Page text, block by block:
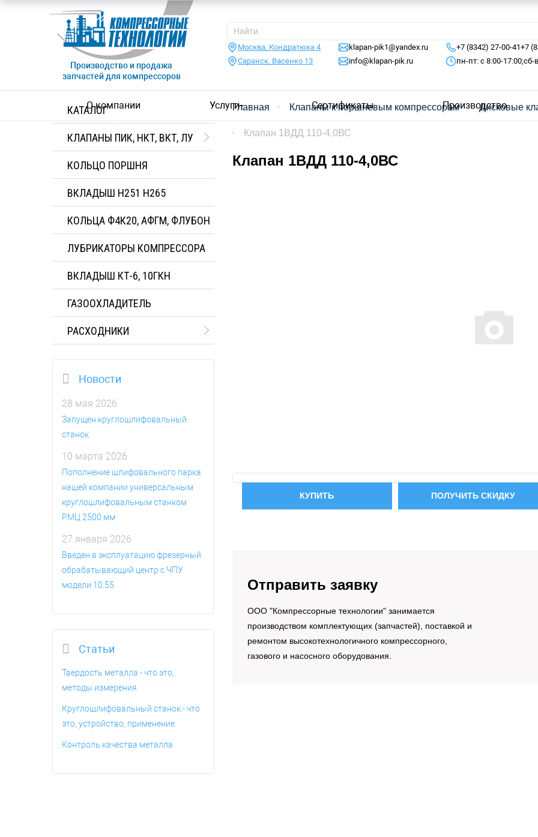
Производство и продажа
запчастей для компрессоров
Москва, Кондратюка 4
Саранск, Васенко 13
klapan-pik1@yandex.ru
info@klapan-pik.ru
+7 (8342) 27-00-41+7
пн-пт: с 8:00-17:00;сб-
О компании Услуги Сертификаты Производство
КАТАЛОГ
КЛАПАНЫ ПИК, НКТ, ВКТ, ЛУ
КОЛЬЦО ПОРШНЯ
ВКЛАДЫШ H251 H265
КОЛЬЦА Ф4К20, АФГМ, ФЛУБОН
ЛУБРИКАТОРЫ КОМПРЕССОРА
ВКЛАДЫШ КТ-6, 10ГКН
ГАЗООХЛАДИТЕЛЬ
РАСХОДНИКИ
Новости
28 мая 2026
Запущен круглошлифовальный
станок
10 марта 2026
Пополнение шлифовального парка
нашей компании универсальным
круглошлифовальным станком
РМЦ 2500 мм
27 января 2026
Введен в эксплуатацию фрезерный
обрабатывающий центр с ЧПУ
модели 10.55
Статьи
Твердость металла - что это,
методы измерения
Круглошлифовальный станок - что
это, устройство, применение
Контроль качества металла
Главная Клапаны к поршневым компрессорам Дисковые
Клапан 1ВДД 110-4,0ВС
Клапан 1ВДД 110-4,0ВС
КУПИТЬ ПОЛУЧИТЬ СКИДКУ
Отправить заявку
OOO "Компрессорные технологии" занимается
производством комплектующих (запчастей), поставкой и
ремонтом высокотехнологичного компрессорного,
газового и насосного оборудования.